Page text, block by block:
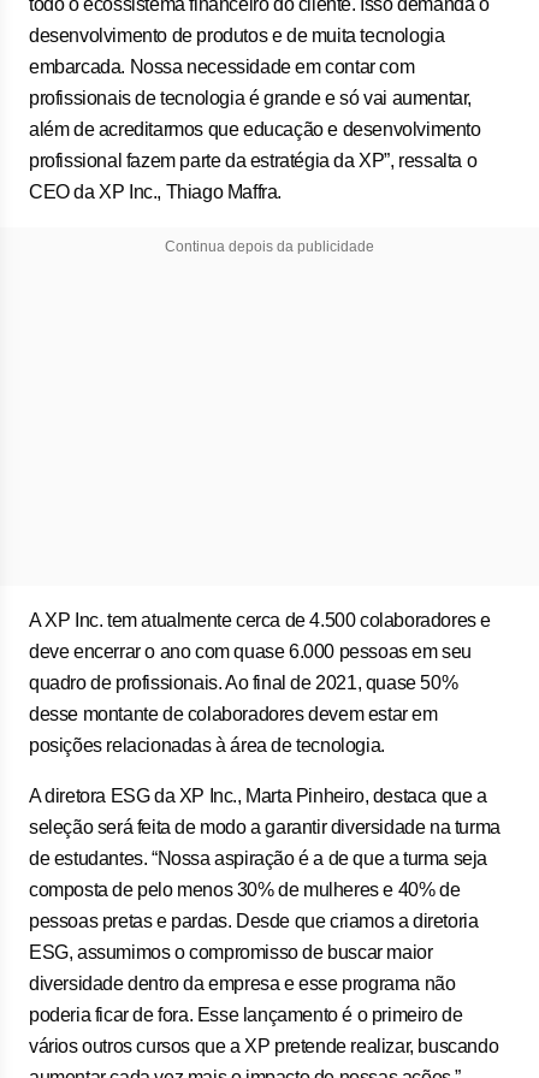
todo o ecossistema financeiro do cliente. Isso demanda o
desenvolvimento de produtos e de muita tecnologia
embarcada. Nossa necessidade em contar com
profissionais de tecnologia é grande e só vai aumentar,
além de acreditarmos que educação e desenvolvimento
profissional fazem parte da estratégia da XP”, ressalta o
CEO da XP Inc., Thiago Maffra.
Continua depois da publicidade
A XP Inc. tem atualmente cerca de 4.500 colaboradores e
deve encerrar o ano com quase 6.000 pessoas em seu
quadro de profissionais. Ao final de 2021, quase 50%
desse montante de colaboradores devem estar em
posições relacionadas à área de tecnologia.
A diretora ESG da XP Inc., Marta Pinheiro, destaca que a
seleção será feita de modo a garantir diversidade na turma
de estudantes. “Nossa aspiração é a de que a turma seja
composta de pelo menos 30% de mulheres e 40% de
pessoas pretas e pardas. Desde que criamos a diretoria
ESG, assumimos o compromisso de buscar maior
diversidade dentro da empresa e esse programa não
poderia ficar de fora. Esse lançamento é o primeiro de
vários outros cursos que a XP pretende realizar, buscando